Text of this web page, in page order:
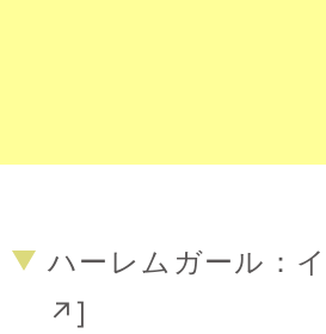
ハーレムガール：
↗]